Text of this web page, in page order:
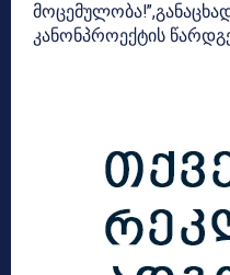
კანონპროექტის